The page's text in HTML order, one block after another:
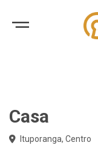
Casa
Ituporanga, Centro